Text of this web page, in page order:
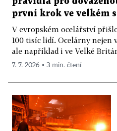
první krok ve velkém
V evropském ocelářství
100 tisíc lidí. Ocelárny nejen
ale například i ve Velké
7. 7. 2026 ▪ 3 min. čtení